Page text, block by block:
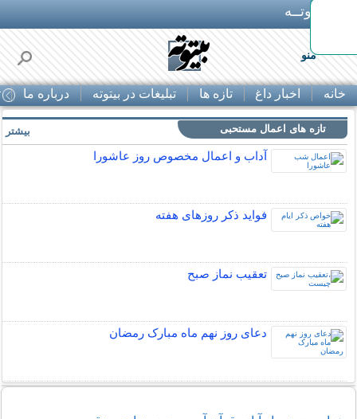
بـیتوتــه
منو
خانه اخبار داغ تازه ها تبلیغات در بیتوته درباره ما
تازه های اعمال مستحبی
آداب و اعمال مخصوص روز عاشورا
فواید ذکر روزهای هفته
تعقیب نماز صبح
دعای روز نهم ماه مبارک رمضان
بیشتر